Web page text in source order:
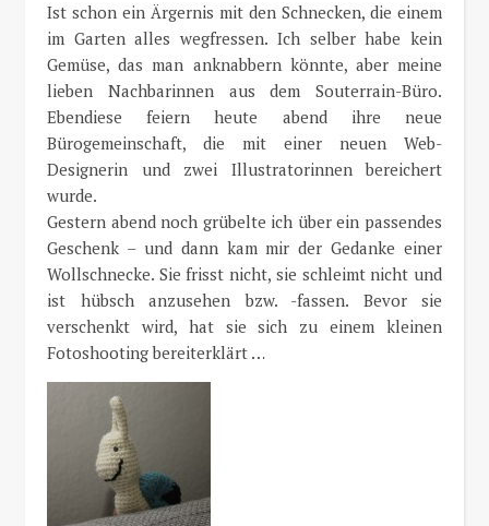
Ist schon ein Ärgernis mit den Schnecken, die einem
im Garten alles wegfressen. Ich selber habe kein
Gemüse, das man anknabbern könnte, aber meine
lieben Nachbarinnen aus dem Souterrain-Büro.
Ebendiese feiern heute abend ihre neue
Bürogemeinschaft, die mit einer neuen Web-
Designerin und zwei Illustratorinnen bereichert
wurde.
Gestern abend noch grübelte ich über ein passendes
Geschenk – und dann kam mir der Gedanke einer
Wollschnecke. Sie frisst nicht, sie schleimt nicht und
ist hübsch anzusehen bzw. -fassen. Bevor sie
verschenkt wird, hat sie sich zu einem kleinen
Fotoshooting bereiterklärt …